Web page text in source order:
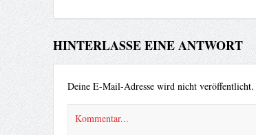
HINTERLASSE EINE ANTWORT
Deine E-Mail-Adresse wird nicht veröffentlicht.